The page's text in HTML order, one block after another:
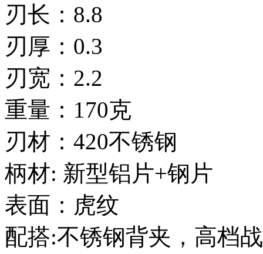
刃长：8.8
刃厚：0.3
刃宽：2.2
重量：170克
刃材：420不锈钢
柄材: 新型铝片+钢片
表面：虎纹
配搭:不锈钢背夹，高档